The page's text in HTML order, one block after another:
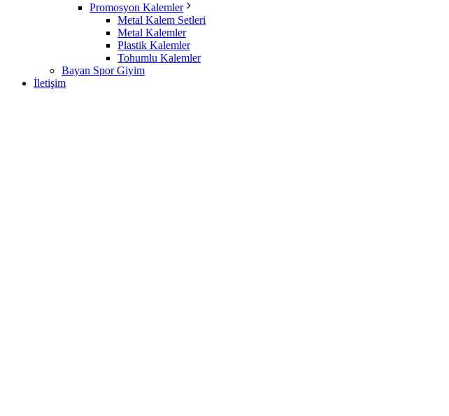
Promosyon Kalemler
Metal Kalem Setleri
Metal Kalemler
Plastik Kalemler
Tohumlu Kalemler
Bayan Spor Giyim
İletişim